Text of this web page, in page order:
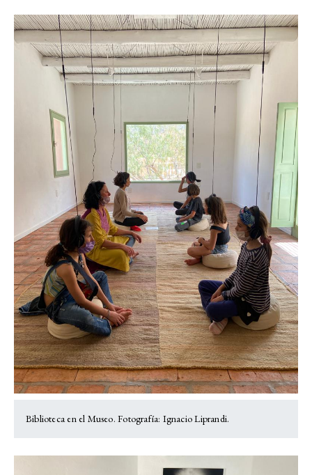
Biblioteca en el Museo. Fotografía: Ignacio Liprandi.